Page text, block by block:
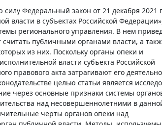
Федеральный закон от 21 декабря 2021
власти в субъектах Российской
регионального управления. В нем
публичными органами власти, а
из них. Поскольку органы опеки и
власти субъекта Российской
правового акта затрагивают его
целью статьи является
через основные признаки системы
над несовершеннолетними в
черты органов опеки над